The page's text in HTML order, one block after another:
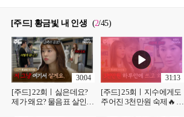
[주드] 황금빛 내 인생 (2/45)
[주드] 22회ㅣ싫은데요?
제가 왜요? 물음표 살인마
30:04
[주드] 25회ㅣ지수에게도
주어진 3천만원 숙제🔥 여
31:13